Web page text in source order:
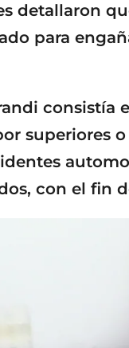
detallaron
para
consistía
superiores
con el fin